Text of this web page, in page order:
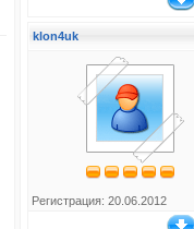
klon4uk
Регистрация: 20.06.2012